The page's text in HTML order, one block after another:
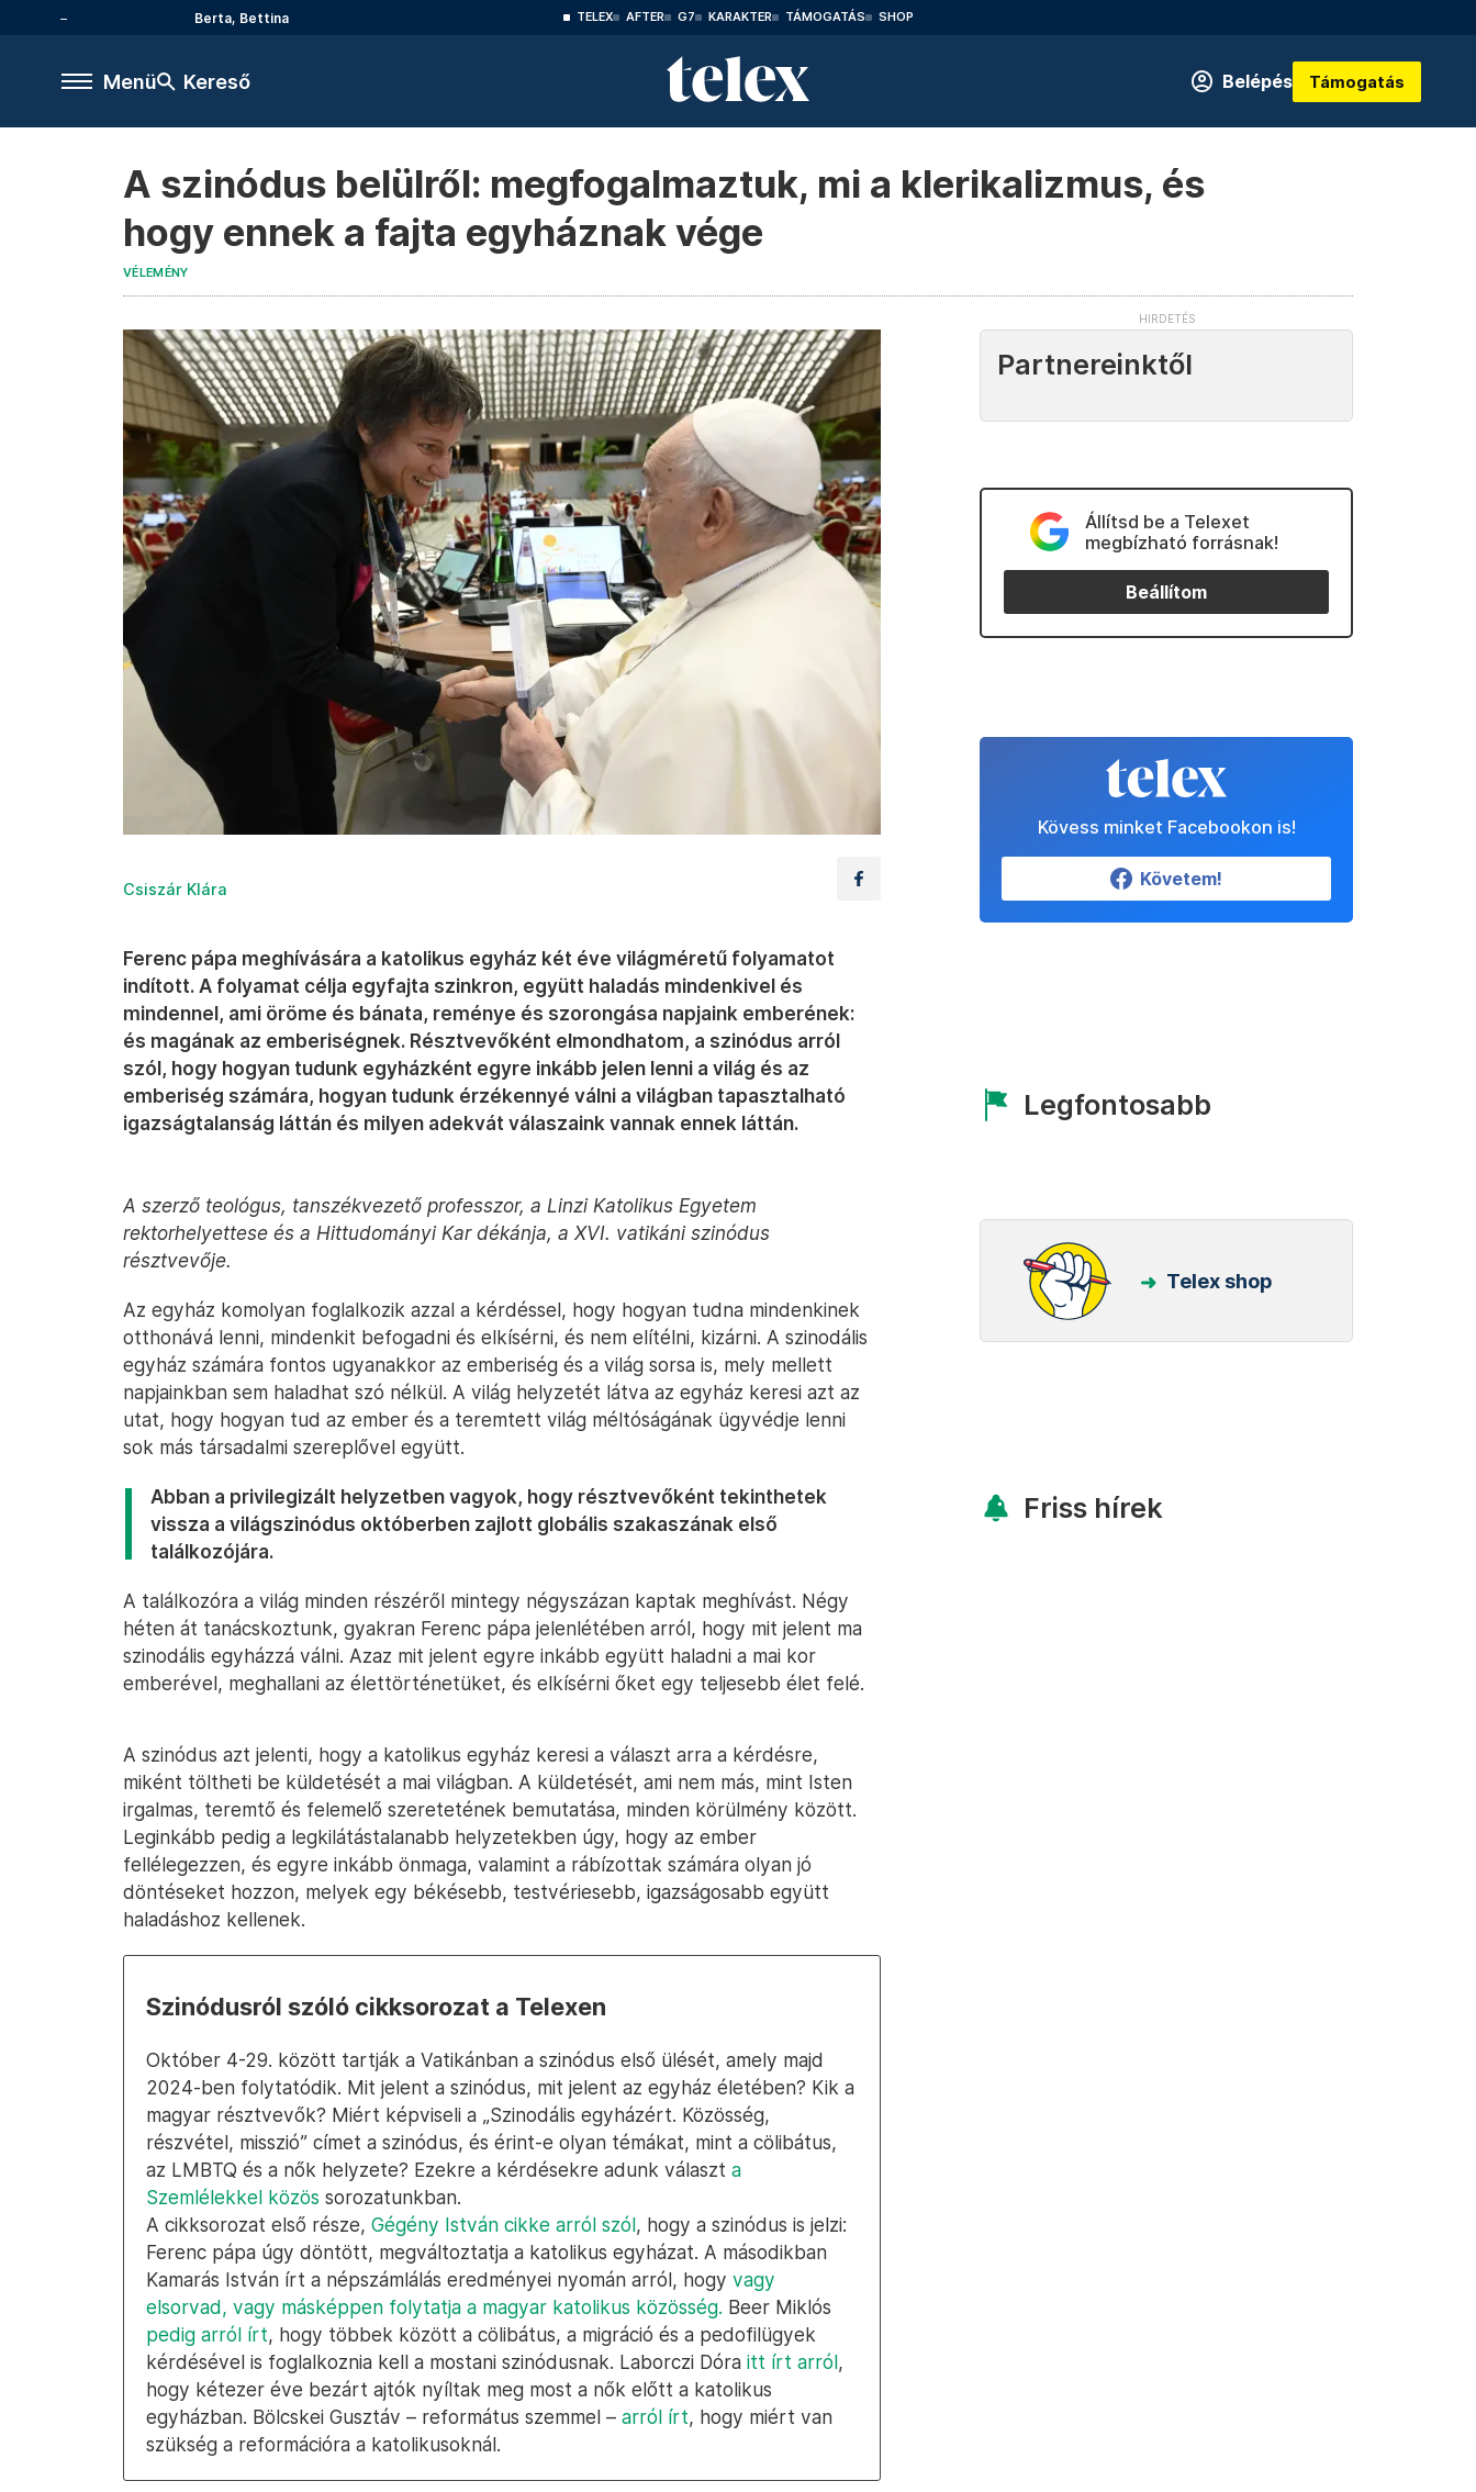
Berta, Bettina TELEX AFTER G7 KARAKTER TÁMOGATÁS SHOP
Menü Kereső Belépés Támogatás
A szinódus belülről: megfogalmaztuk, mi a klerikalizmus, és
hogy ennek a fajta egyháznak vége
VÉLEMÉNY
Csiszár Klára
Ferenc pápa meghívására a katolikus egyház két éve világméretű folyamatot
indított. A folyamat célja egyfajta szinkron, együtt haladás mindenkivel és
mindennel, ami öröme és bánata, reménye és szorongása napjaink emberének:
és magának az emberiségnek. Résztvevőként elmondhatom, a szinódus arról
szól, hogy hogyan tudunk egyházként egyre inkább jelen lenni a világ és az
emberiség számára, hogyan tudunk érzékennyé válni a világban tapasztalható
igazságtalanság láttán és milyen adekvát válaszaink vannak ennek láttán.
A szerző teológus, tanszékvezető professzor, a Linzi Katolikus Egyetem
rektorhelyettese és a Hittudományi Kar dékánja, a XVI. vatikáni szinódus
résztvevője.
Az egyház komolyan foglalkozik azzal a kérdéssel, hogy hogyan tudna mindenkinek
otthonává lenni, mindenkit befogadni és elkísérni, és nem elítélni, kizárni. A szinodális
egyház számára fontos ugyanakkor az emberiség és a világ sorsa is, mely mellett
napjainkban sem haladhat szó nélkül. A világ helyzetét látva az egyház keresi azt az
utat, hogy hogyan tud az ember és a teremtett világ méltóságának ügyvédje lenni
sok más társadalmi szereplővel együtt.
Abban a privilegizált helyzetben vagyok, hogy résztvevőként tekinthetek
vissza a világszinódus októberben zajlott globális szakaszának első
találkozójára.
A találkozóra a világ minden részéről mintegy négyszázan kaptak meghívást. Négy
héten át tanácskoztunk, gyakran Ferenc pápa jelenlétében arról, hogy mit jelent ma
szinodális egyházzá válni. Azaz mit jelent egyre inkább együtt haladni a mai kor
emberével, meghallani az élettörténetüket, és elkísérni őket egy teljesebb élet felé.
A szinódus azt jelenti, hogy a katolikus egyház keresi a választ arra a kérdésre,
miként töltheti be küldetését a mai világban. A küldetését, ami nem más, mint Isten
irgalmas, teremtő és felemelő szeretetének bemutatása, minden körülmény között.
Leginkább pedig a legkilátástalanabb helyzetekben úgy, hogy az ember
fellélegezzen, és egyre inkább önmaga, valamint a rábízottak számára olyan jó
döntéseket hozzon, melyek egy békésebb, testvériesebb, igazságosabb együtt
haladáshoz kellenek.
Szinódusról szóló cikksorozat a Telexen
Október 4-29. között tartják a Vatikánban a szinódus első ülését, amely majd
2024-ben folytatódik. Mit jelent a szinódus, mit jelent az egyház életében? Kik a
magyar résztvevők? Miért képviseli a „Szinodális egyházért. Közösség,
részvétel, misszió” címet a szinódus, és érint-e olyan témákat, mint a cölibátus,
az LMBTQ és a nők helyzete? Ezekre a kérdésekre adunk választ a
Szemlélekkel közös sorozatunkban.
A cikksorozat első része, Gégény István cikke arról szól, hogy a szinódus is jelzi:
Ferenc pápa úgy döntött, megváltoztatja a katolikus egyházat. A másodikban
Kamarás István írt a népszámlálás eredményei nyomán arról, hogy vagy
elsorvad, vagy másképpen folytatja a magyar katolikus közösség. Beer Miklós
pedig arról írt, hogy többek között a cölibátus, a migráció és a pedofilügyek
kérdésével is foglalkoznia kell a mostani szinódusnak. Laborczi Dóra itt írt arról,
hogy kétezer éve bezárt ajtók nyíltak meg most a nők előtt a katolikus
egyházban. Bölcskei Gusztáv – református szemmel – arról írt, hogy miért van
szükség a reformációra a katolikusoknál.
Partnereinktől
Állítsd be a Telexet
megbízható forrásnak!
Beállítom
Kövess minket Facebookon is!
Követem!
Legfontosabb
Telex shop
Friss hírek